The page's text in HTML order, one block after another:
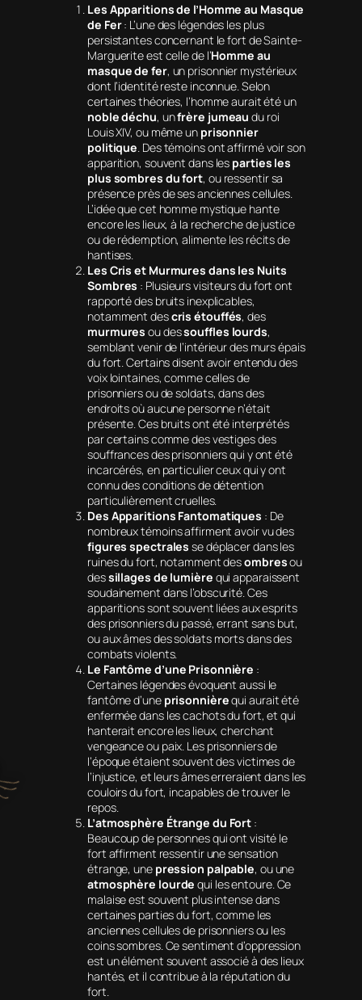
Les Apparitions de l’Homme au Masque
de Fer: L’une des légendes les plus
persistantes concernant le fort de Sainte-
Marguerite est celle de l’Homme au
masque de fer, un prisonnier mystérieux
dont l’identité reste inconnue. Selon
certaines théories, l’homme aurait été un
noble déchu, unfrère jumeau du roi
Louis XIV, ou même un prisonnier
politique. Des témoins ont affirmé voir son
apparition, souvent dans les parties les
plus sombres du fort, ou ressentir sa
présence près de ses anciennes cellules.
L’idée que cet homme mystique hante
encore les lieux, à la recherche de justice
ou de rédemption, alimente les récits de
hantises.
Les Cris et Murmures dans les Nuits
Sombres : Plusieurs visiteurs du fort ont
rapporté des bruits inexplicables,
notamment descris étouffés, des
murmures ou dessouffles lourds,
semblant venir de l’intérieur des murs épais
du fort. Certains disent avoir entendu des
voix lointaines, comme celles de
prisonniers ou de soldats, dans des
endroits où aucune personne n’était
présente. Ces bruits ont été interprétés
par certains comme des vestiges des
souffrances des prisonniers qui y ont été
incarcérés, en particulier ceux qui y ont
connu des conditions de détention
particulièrement cruelles.
Des Apparitions Fantomatiques : De
nombreux témoins affirment avoir vu des
figures spectrales se déplacer dans les
ruines du fort, notamment desombresou
dessillages de lumière qui apparaissent
soudainement dans l’obscurité. Ces
apparitions sont souvent liées aux esprits
des prisonniers du passé, errant sans but,
ou aux âmes des soldats morts dans des
combats violents.
Le Fantôme d’une Prisonnière :
Certaines légendes évoquent aussi le
fantôme d’une prisonnièrequi aurait été
enfermée dans les cachots du fort, et qui
hanterait encore les lieux, cherchant
vengeance ou paix. Les prisonniers de
l’époque étaient souvent des victimes de
l’injustice, et leurs âmes erreraient dans les
couloirs du fort, incapables de trouver le
repos.
L’atmosphère Étrange du Fort :
Beaucoup de personnes qui ont visité le
fort affirment ressentir une sensation
étrange, une pression palpable, ou une
atmosphère lourde qui les entoure. Ce
malaise est souvent plus intense dans
certaines parties du fort, comme les
anciennes cellules de prisonniers ou les
coins sombres. Ce sentiment d’oppression
est un élément souvent associé à des lieux
hantés, et il contribue à la réputation du
fort.